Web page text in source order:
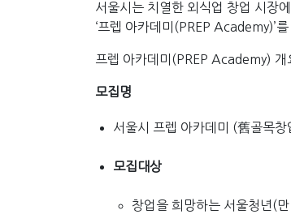
서울시는 치열한 외식업 창업 시장
‘프렙 아카데미(PREP Academy)’
프렙 아카데미(PREP Academy) 개
모집명
서울시 프렙 아카데미 (舊골목
모집대상
창업을 희망하는 서울청년(